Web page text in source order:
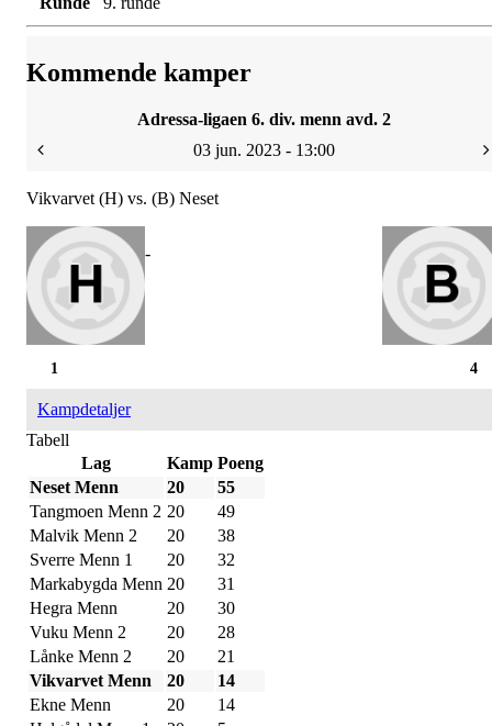
Kommende kamper
Adressa-ligaen 6. div. menn avd. 2
03 jun. 2023 - 13:00
Vikvarvet (H) vs. (B) Neset
-
4
1
Kampdetaljer
Tabell
Lag
Kamp Poeng
Neset Menn
20
55
Tangmoen Menn 2 20
49
Malvik Menn 2
20
38
Sverre Menn 1
20
32
Markabygda Menn 20
31
Hegra Menn
20
30
Vuku Menn 2
20
28
Lånke Menn 2
20
21
Vikvarvet Menn
20
14
Ekne Menn
20
14